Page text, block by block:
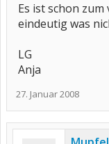
Es ist schon
eindeutig was
LG
Anja
27. Januar 2008